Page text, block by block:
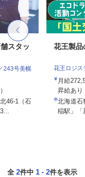
スタッ
243号美幌
46-1（石
花王製品
花王ロジ
月給
昇給あ
北海道石
稲駅」「
全 2件中 1 - 2件を表示